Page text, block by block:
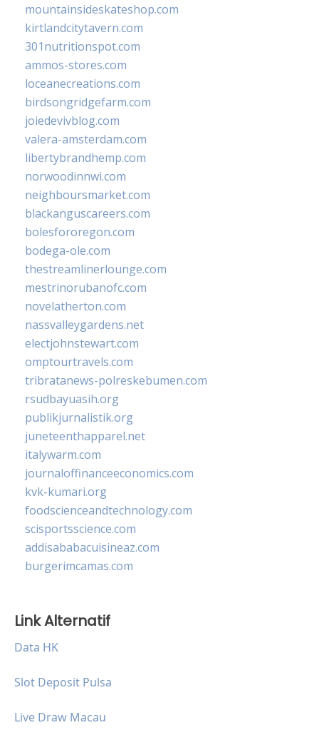
mountainsideskateshop.com
kirtlandcitytavern.com
301nutritionspot.com
ammos-stores.com
loceanecreations.com
birdsongridgefarm.com
joiedevivblog.com
valera-amsterdam.com
libertybrandhemp.com
norwoodinnwi.com
neighboursmarket.com
blackanguscareers.com
bolesfororegon.com
bodega-ole.com
thestreamlinerlounge.com
mestrinorubanofc.com
novelatherton.com
nassvalleygardens.net
electjohnstewart.com
omptourtravels.com
tribratanews-polreskebumen.com
rsudbayuasih.org
publikjurnalistik.org
juneteenthapparel.net
italywarm.com
journaloffinanceeconomics.com
kvk-kumari.org
foodscienceandtechnology.com
scisportsscience.com
addisababacuisineaz.com
burgerimcamas.com
Link Alternatif
Data HK
Slot Deposit Pulsa
Live Draw Macau